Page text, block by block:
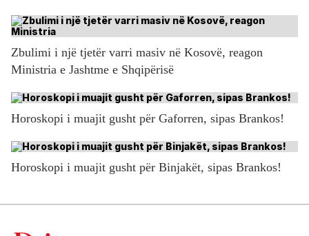
Zbulimi i një tjetër varri masiv në Kosovë, reagon
Ministria e Jashtme e Shqipërisë
Horoskopi i muajit gusht për Gaforren, sipas Brankos!
Horoskopi i muajit gusht për Binjakët, sipas Brankos!